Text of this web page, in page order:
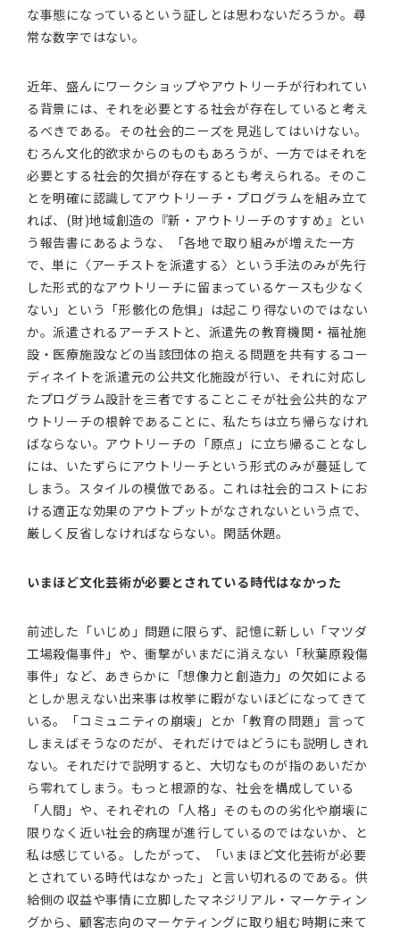
な事態になっているという証しとは思わないだろうか。尋
常な数字ではない。
近年、盛んにワークショップやアウトリーチが行われてい
る背景には、それを必要とする社会が存在していると考え
るべきである。その社会的ニーズを見逃してはいけない。
むろん文化的欲求からのものもあろうが、一方ではそれを
必要とする社会的欠損が存在するとも考えられる。そのこ
とを明確に認識してアウトリーチ・プログラムを組み立て
れば、(財)地域創造の『新・アウトリーチのすすめ』とい
う報告書 にあるような、「各地で取り組みが増えた一方
で、単に〈アーチストを派遣する〉という手法のみが先行
した形式的なアウトリーチに留まっているケースも少なく
ない」という「形骸化の危惧」は起こり得ないのではない
か。派遣されるアーチストと、派遣先の教育機関・福祉施
設・医療施設などの当該団体の抱える問題を共有するコー
ディネイトを派遣元の公共文化施設が行い、それに対応し
たプログラム設計を三者ですることこそが社会公共的なア
ウトリーチの根幹であることに、私たちは立ち帰らなけれ
ばならない。アウトリーチの「原点」に立ち帰ることなし
には、いたずらにアウトリーチという形式のみが蔓延して
しまう。スタイルの模倣である。これは社会的コストにお
ける適正な効果のアウトプットがなされないという点で、
厳しく反省しなければならない。閑話休題。
いまほど文化芸術が必要とされている時代はなかった
前述した「いじめ」問題に限らず、記憶に新しい「マツダ
工場殺傷事件」や、衝撃がいまだに消えない「秋葉原殺傷
事件」など、あきらかに「想像力と創造力」の欠如による
としか思えない出来事は枚挙に暇がないほどになってきて
いる。「コミュニティの崩壊」とか「教育の問題」言って
しまえばそうなのだが、それだけではどうにも説明しきれ
ない。それだけで説明すると、大切なものが指のあいだか
ら零れてしまう。もっと根源的な、社会を構成している
「人間」や、それぞれの「人格」そのものの劣化や崩壊に
限りなく近い社会的病理が進行しているのではないか、と
私は感じている。したがって、「いまほど文化芸術が必要
とされている時代はなかった」と言い切れるのである。供
給側の収益や事情に立脚したマネジリアル・マーケティン
グから、顧客志向のマーケティングに取り組む時期に来て